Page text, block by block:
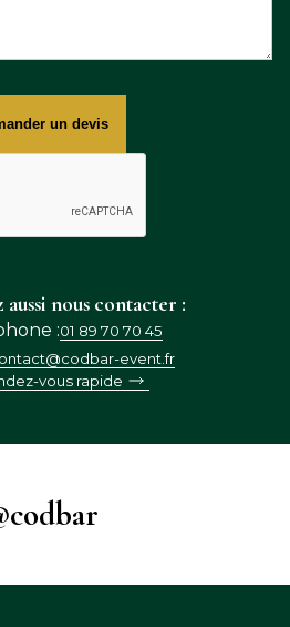
aussi nous contacter :
:01 89 70 70 45
event.fr
vous rapide